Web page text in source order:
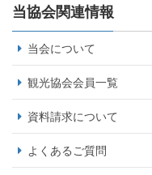
当協会関連情報
当会について
観光協会会員一覧
資料請求について
よくあるご質問